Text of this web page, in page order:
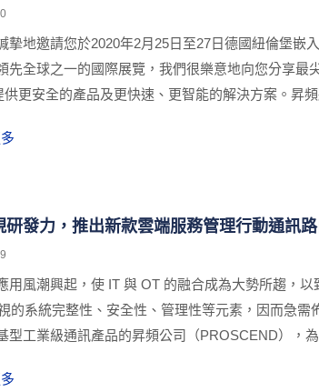
摰地邀請您於2020年2月25日至27日德國紐倫堡嵌
先全球之一的國際展覽，我們很樂意地向您分享
供更安全的產品及更快速、更智能的解決方案。昇
研發力，推出新款雲端服務管理行動通訊路
用風潮興起，使 IT 與 OT 的融合成為大勢所趨，
的系統完整性、安全性、管理性等元素，因而急
型工業級通訊產品的昇頻公司（PROSCEND），